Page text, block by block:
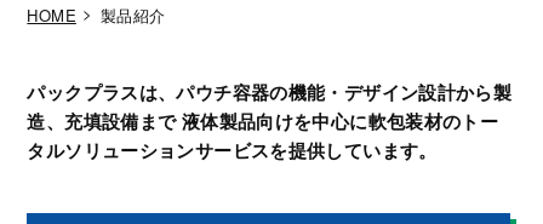
HOME 製品紹介
パックプラスは、パウチ容器の機能・デザイン設計から製
造、充填設備まで液体製品向けを中心に軟包装材のトー
タルソリューションサービスを提供しています。